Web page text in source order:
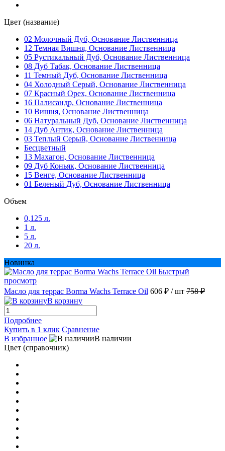
Deep Charcoal 891
Deep Desert Sand 849(1)
Desert Sand(1)
Farblos Pullex Holzol(1)
Fawn(1)
Fawn 869
Forest Grove(1)
Georgetown Gray
Goldendale(1)
Grey/Серый (Классические Цвета)
Hunter Green 874
Цвет (название)
02 Молочный Дуб, Основание Лиственница
12 Темная Вишня, Основание Лиственница
05 Рустикальный Дуб, Основание Лиственница
08 Дуб Табак, Основание Лиственница
11 Темный Дуб, Основание Лиственница
04 Холодный Серый, Основание Лиственница
07 Красный Орех, Основание Лиственница
16 Палисандр, Основание Лиственница
10 Вишня, Основание Лиственница
06 Натуральный Дуб, Основание Лиственница
14 Дуб Антик, Основание Лиственница
03 Теплый Серый, Основание Лиственница
Бесцветный
13 Махагон, Основание Лиственница
09 Дуб Коньяк, Основание Лиственница
15 Венге, Основание Лиственница
01 Беленый Дуб, Основание Лиственница
Объем
0,125 л.
1 л.
5 л.
20 л.
Новинка
Быстрый
просмотр
Масло для террас Borma Wachs Terrace Oil 606 ₽ / шт 758 ₽
В корзину
Подробнее
Купить в 1 клик Сравнение
В избранное
В наличии
Цвет (справочник)